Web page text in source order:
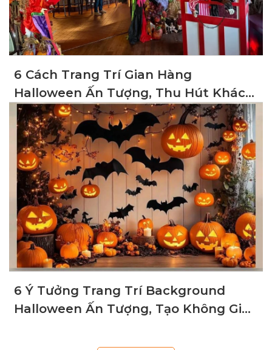
6 Cách Trang Trí Gian Hàng
Halloween Ấn Tượng, Thu Hút Khách
Hàng
6 Ý Tưởng Trang Trí Background
Halloween Ấn Tượng, Tạo Không Gian